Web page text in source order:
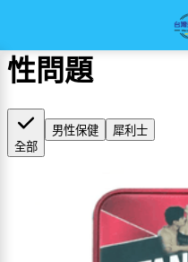
性問題
全部
男性保健 犀利士